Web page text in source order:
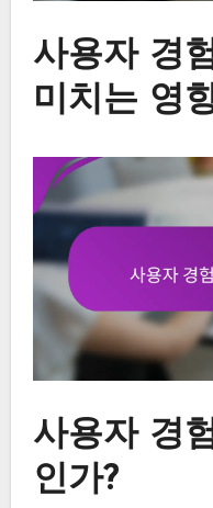
사용자 경
미치는 영
사용자 경
인가?